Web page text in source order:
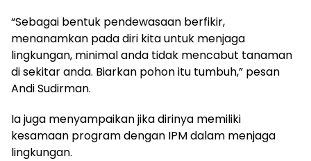
“Sebagai bentuk pendewasaan berfikir,
menanamkan pada diri kita untuk menjaga
lingkungan, minimal anda tidak mencabut tanaman
di sekitar anda. Biarkan pohon itu tumbuh,” pesan
Andi Sudirman.
Ia juga menyampaikan jika dirinya memiliki
kesamaan program dengan IPM dalam menjaga
lingkungan.